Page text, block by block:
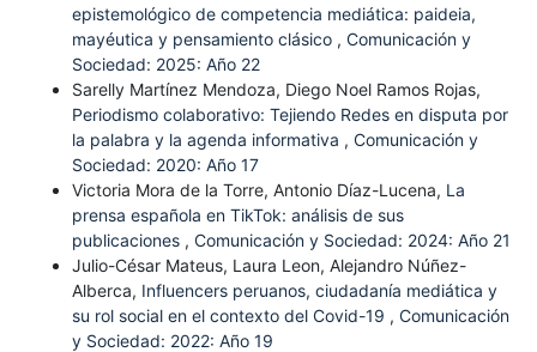
epistemológico de competencia mediática: paideia,
mayéutica y pensamiento clásico , Comunicación y
Sociedad: 2025: Año 22
Sarelly Martínez Mendoza, Diego Noel Ramos Rojas,
Periodismo colaborativo: Tejiendo Redes en disputa por
la palabra y la agenda informativa , Comunicación y
Sociedad: 2020: Año 17
Victoria Mora de la Torre, Antonio Díaz-Lucena, La
prensa española en TikTok: análisis de sus
publicaciones , Comunicación y Sociedad: 2024: Año 21
Julio-César Mateus, Laura Leon, Alejandro Núñez-
Alberca, Influencers peruanos, ciudadanía mediática y
su rol social en el contexto del Covid-19 , Comunicación
y Sociedad: 2022: Año 19